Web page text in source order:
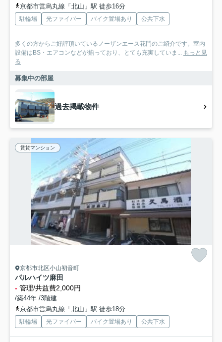
京都市営烏丸線「北山」駅 徒歩16分
駐輪場 光ファイバー バイク置場あり 公共下水
多くの方からご好評頂いているノーザンエース花門のご紹介です。室内
設備はBS・エアコンなどが揃っており、とても充実していま... もっと見
る
募集中の部屋
過去掲載物件
賃貸マンション
京都市北区小山初音町
パルハイツ麻田
- 管理/共益費2,000円
/築44年 /3階建
京都市営烏丸線「北山」駅 徒歩18分
駐輪場 光ファイバー バイク置場あり 公共下水